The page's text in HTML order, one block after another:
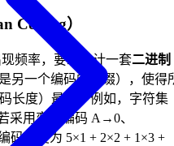
Coding）
频率，要求设计一套二进制
另一个编码的前缀），使得
码长度）最小。例如，字符集
采用变长编码 A→0、
长度为 5×1 + 2×2 + 1×3 +